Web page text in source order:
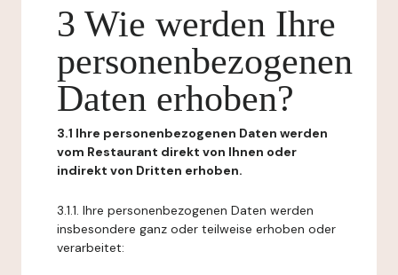
3 Wie werden Ihre
personenbezogenen
Daten erhoben?
3.1 Ihre personenbezogenen Daten werden
vom Restaurant direkt von Ihnen oder
indirekt von Dritten erhoben.
3.1.1. Ihre personenbezogenen Daten werden
insbesondere ganz oder teilweise erhoben oder
verarbeitet: